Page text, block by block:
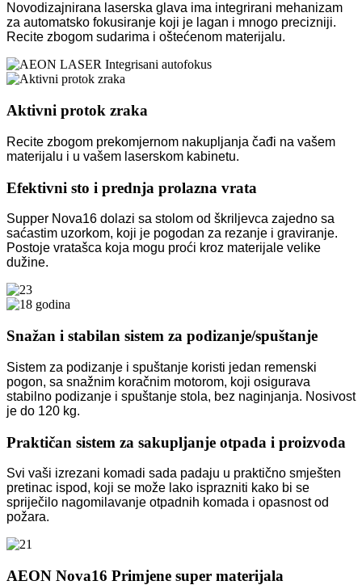
Novodizajnirana laserska glava ima integrirani mehanizam
za automatsko fokusiranje koji je lagan i mnogo precizniji.
Recite zbogom sudarima i oštećenom materijalu.
Aktivni protok zraka
Recite zbogom prekomjernom nakupljanja čađi na vašem
materijalu i u vašem laserskom kabinetu.
Efektivni sto i prednja prolazna vrata
Supper Nova16 dolazi sa stolom od škriljevca zajedno sa
saćastim uzorkom, koji je pogodan za rezanje i graviranje.
Postoje vratašca koja mogu proći kroz materijale velike
dužine.
Snažan i stabilan sistem za podizanje/spuštanje
Sistem za podizanje i spuštanje koristi jedan remenski
pogon, sa snažnim koračnim motorom, koji osigurava
stabilno podizanje i spuštanje stola, bez naginjanja. Nosivost
je do 120 kg.
Praktičan sistem za sakupljanje otpada i proizvoda
Svi vaši izrezani komadi sada padaju u praktično smješten
pretinac ispod, koji se može lako isprazniti kako bi se
spriječilo nagomilavanje otpadnih komada i opasnost od
požara.
AEON Nova16 Primjene super materijala